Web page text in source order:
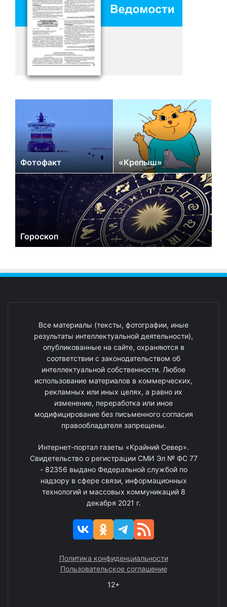
Фотофакт «Крепыш»
Гороскоп
Все материалы (тексты, фотографии, иные
результаты интеллектуальной деятельности),
опубликованные на сайте, охраняются в
соответствии с законодательством об
интеллектуальной собственности. Любое
использование материалов в коммерческих,
рекламных или иных целях, а равно их
изменение, переработка или иное
модифицирование без письменного согласия
правообладателя запрещены.
Интернет-портал газеты «Крайний Север».
Свидетельство о регистрации СМИ Эл № ФС 77
- 82356 выдано Федеральной службой по
надзору в сфере связи, информационных
технологий и массовых коммуникаций 8
декабря 2021 г.
Политика конфиденциальности
Пользовательское соглашение
12+